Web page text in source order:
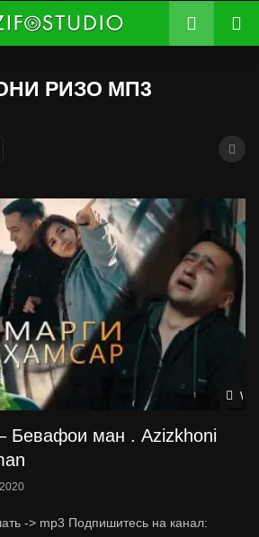
РИЗО МП3
Бевафои ман . Azizkhoni
-> mp3 Подпишитесь на канал: